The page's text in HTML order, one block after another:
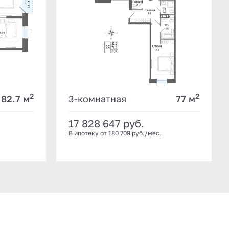
82.7 м2 3-комнатная 77 м2
17 828 647 руб.
В ипотеку от 180 709 руб./мес.